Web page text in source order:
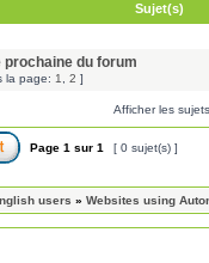
Sujet(s)
prochaine du forum
la page: 1 2 ]
Afficher les
Page 1 sur 1 [ 0 sujet(s) ]
users » Websites using